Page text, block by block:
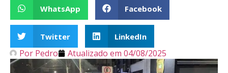
WhatsApp Facebook
Twitter LinkedIn
Por Pedro Atualizado em 04/08/2025